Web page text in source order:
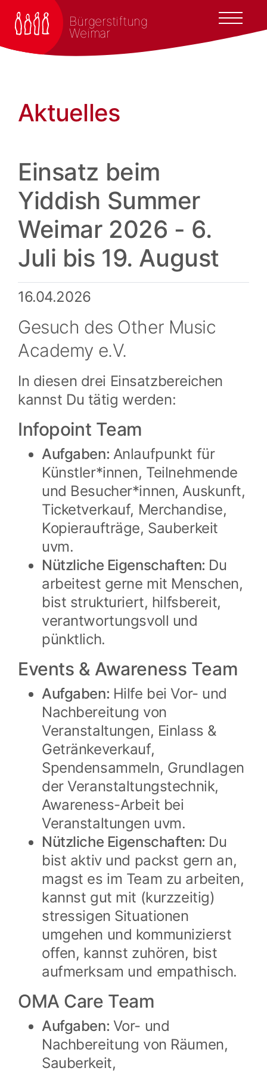
Bürgerstiftung
Weimar
Aktuelles
Einsatz beim
Yiddish Summer
Weimar 2026 - 6.
Juli bis 19. August
16.04.2026
Gesuch des Other Music
Academy e.V.
In diesen drei Einsatzbereichen
kannst Du tätig werden:
Infopoint Team
Aufgaben: Anlaufpunkt für
Künstler*innen, Teilnehmende
und Besucher*innen, Auskunft,
Ticketverkauf, Merchandise,
Kopieraufträge, Sauberkeit
uvm.
Nützliche Eigenschaften: Du
arbeitest gerne mit Menschen,
bist strukturiert, hilfsbereit,
verantwortungsvoll und
pünktlich.
Events & Awareness Team
Aufgaben: Hilfe bei Vor- und
Nachbereitung von
Veranstaltungen, Einlass &
Getränkeverkauf,
Spendensammeln, Grundlagen
der Veranstaltungstechnik,
Awareness-Arbeit bei
Veranstaltungen uvm.
Nützliche Eigenschaften: Du
bist aktiv und packst gern an,
magst es im Team zu arbeiten,
kannst gut mit (kurzzeitig)
stressigen Situationen
umgehen und kommunizierst
offen, kannst zuhören, bist
aufmerksam und empathisch.
OMA Care Team
Aufgaben: Vor- und
Nachbereitung von Räumen,
Sauberkeit,